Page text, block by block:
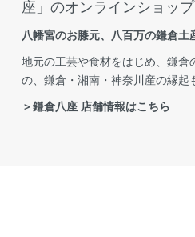
座」のオンラインショップ
八幡宮のお膝元、八百万の鎌倉土
地元の工芸や食材をはじめ、鎌
の、鎌倉・湘南・神奈川産の縁起
＞鎌倉八座 店舗情報はこちら